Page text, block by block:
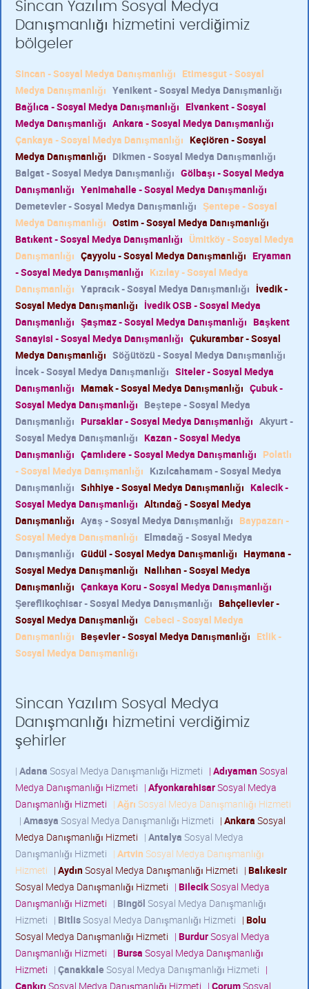
Sincan Yazılım Sosyal Medya
Danışmanlığı hizmetini verdiğimiz
bölgeler
Sincan - Sosyal Medya Danışmanlığı Etimesgut - Sosyal
Medya Danışmanlığı Yenikent - Sosyal Medya Danışmanlığı
Bağlıca - Sosyal Medya Danışmanlığı Elvankent - Sosyal
Medya Danışmanlığı Ankara - Sosyal Medya Danışmanlığı
Çankaya - Sosyal Medya Danışmanlığı Keçiören - Sosyal
Medya Danışmanlığı Dikmen - Sosyal Medya Danışmanlığı
Balgat - Sosyal Medya Danışmanlığı Gölbaşı - Sosyal Medya
Danışmanlığı Yenimahalle - Sosyal Medya Danışmanlığı
Demetevler - Sosyal Medya Danışmanlığı Şentepe - Sosyal
Medya Danışmanlığı Ostim - Sosyal Medya Danışmanlığı
Batıkent - Sosyal Medya Danışmanlığı Ümitköy - Sosyal Medya
Danışmanlığı Çayyolu - Sosyal Medya Danışmanlığı Eryaman
- Sosyal Medya Danışmanlığı Kızılay - Sosyal Medya
Danışmanlığı Yapracık - Sosyal Medya Danışmanlığı İvedik -
Sosyal Medya Danışmanlığı İvedik OSB - Sosyal Medya
Danışmanlığı Şaşmaz - Sosyal Medya Danışmanlığı Başkent
Sanayisi - Sosyal Medya Danışmanlığı Çukurambar - Sosyal
Medya Danışmanlığı Söğütözü - Sosyal Medya Danışmanlığı
İncek - Sosyal Medya Danışmanlığı Siteler - Sosyal Medya
Danışmanlığı Mamak - Sosyal Medya Danışmanlığı Çubuk -
Sosyal Medya Danışmanlığı Beştepe - Sosyal Medya
Danışmanlığı Pursaklar - Sosyal Medya Danışmanlığı Akyurt -
Sosyal Medya Danışmanlığı Kazan - Sosyal Medya
Danışmanlığı Çamlıdere - Sosyal Medya Danışmanlığı Polatlı
- Sosyal Medya Danışmanlığı Kızılcahamam - Sosyal Medya
Danışmanlığı Sıhhiye - Sosyal Medya Danışmanlığı Kalecik -
Sosyal Medya Danışmanlığı Altındağ - Sosyal Medya
Danışmanlığı Ayaş - Sosyal Medya Danışmanlığı Baypazarı -
Sosyal Medya Danışmanlığı Elmadağ - Sosyal Medya
Danışmanlığı Güdül - Sosyal Medya Danışmanlığı Haymana -
Sosyal Medya Danışmanlığı Nallıhan - Sosyal Medya
Danışmanlığı Çankaya Koru - Sosyal Medya Danışmanlığı
Şereflikoçhisar - Sosyal Medya Danışmanlığı Bahçelievler -
Sosyal Medya Danışmanlığı Cebeci - Sosyal Medya
Danışmanlığı Beşevler - Sosyal Medya Danışmanlığı Etlik -
Sosyal Medya Danışmanlığı
Sincan Yazılım Sosyal Medya
Danışmanlığı hizmetini verdiğimiz
şehirler
| Adana Sosyal Medya Danışmanlığı Hizmeti | AdıyamanSosyal
Medya Danışmanlığı Hizmeti | AfyonkarahisarSosyal Medya
Danışmanlığı Hizmeti | Ağrı Sosyal Medya Danışmanlığı Hizmeti
| Amasya Sosyal Medya Danışmanlığı Hizmeti | Ankara Sosyal
Medya Danışmanlığı Hizmeti | Antalya Sosyal Medya
Danışmanlığı Hizmeti | Artvin Sosyal Medya Danışmanlığı
Hizmeti | AydınSosyal Medya Danışmanlığı Hizmeti | Balıkesir
Sosyal Medya Danışmanlığı Hizmeti | BilecikSosyal Medya
Danışmanlığı Hizmeti | Bingöl Sosyal Medya Danışmanlığı
Hizmeti | BitlisSosyal Medya Danışmanlığı Hizmeti | Bolu
Sosyal Medya Danışmanlığı Hizmeti | BurdurSosyal Medya
Danışmanlığı Hizmeti | Bursa Sosyal Medya Danışmanlığı
Hizmeti | Çanakkale Sosyal Medya Danışmanlığı Hizmeti |
Çankırı Sosyal Medya Danışmanlığı Hizmeti | ÇorumSosyal